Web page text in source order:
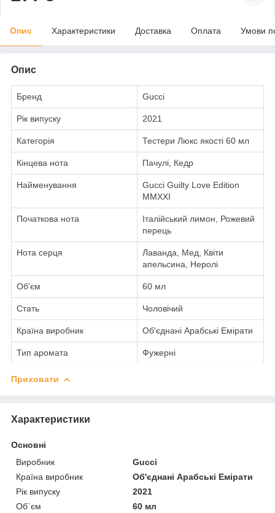
Опис Характеристики Доставка Оплата Умови
Опис
Бренд Gucci
Рік випуску 2021
Категорія Тестери Люкс якості 60 мл
Кінцева нота Пачулі, Кедр
Найменування
Gucci Guilty Love Edition
MMXXI
Початкова нота
Італійський лимон, Рожевий
перець
Нота серця
Лаванда, Мед, Квіти
апельсина, Неролі
Об'єм 60 мл
Стать Чоловічий
Країна виробник Об'єднані Арабські Емірати
Тип аромата Фужерні
Приховати
Характеристики
Основні
Виробник
Gucci
Країна виробник
Об'єднані Арабські Емірати
Рік випуску
2021
Об`єм
60 мл